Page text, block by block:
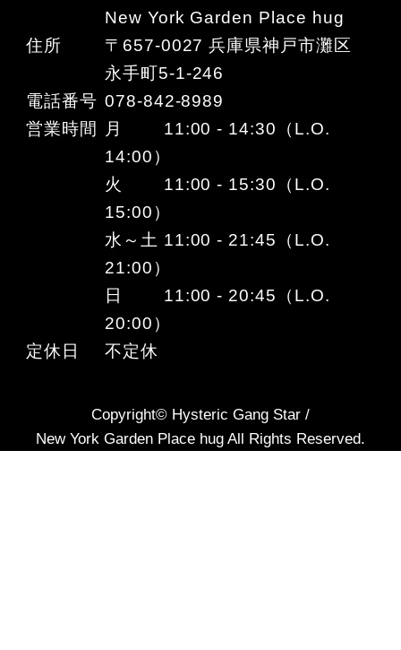
New York Garden Place hug
住所
〒657-0027 兵庫県神戸市灘区
永手町5-1-246
電話番号 078-842-8989
営業時間
月 11:00 - 14:30（L.O.
14:00）
火 11:00 - 15:30（L.O.
15:00）
水～土 11:00 - 21:45（L.O.
21:00）
日 11:00 - 20:45（L.O.
20:00）
定休日
不定休
Copyright© Hysteric Gang Star /
New York Garden Place hug All Rights Reserved.